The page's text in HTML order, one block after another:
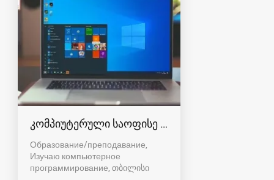
კომპიუტერული საოფისე პროგრამების
Образование/преподавание,
Изучаю компьютерное
программирование თბილისი